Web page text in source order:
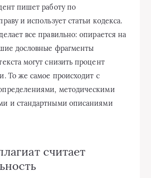
пишет работу по
и использует статьи кодекса.
все правильно: опирается на
дословные фрагменты
могут снизить процент
То же самое происходит с
методическими
и стандартными описаниями
считает